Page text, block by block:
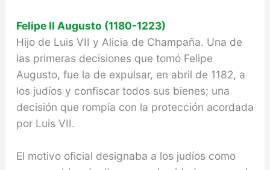
Felipe II Augusto (1180-1223)
Hijo de Luis VII y Alicia de Champaña. Una de
las primeras decisiones que tomó Felipe
Augusto, fue la de expulsar, en abril de 1182, a
los judíos y confis­car todos sus bienes; una
decisión que rompía con la protección acordada
por Luis VII.
El motivo oficial designaba a los judíos como